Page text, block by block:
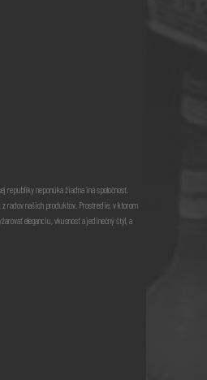
republiky neponúka žiadna iná spoločnosť.
radov našich produktov. Prostredie, v ktorom
eleganciu, vkusnosť a jedinečný štýl, a